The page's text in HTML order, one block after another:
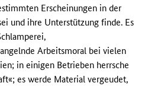
Erscheinungen in der
und ihre Unterstützung finde. Es
Arbeitsmoral bei vielen
in einigen Betrieben herrsche
es werde Material vergeudet,